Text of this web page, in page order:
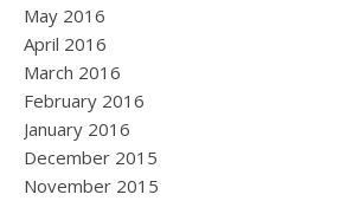
May 2016
April 2016
March 2016
February 2016
January 2016
December 2015
November 2015